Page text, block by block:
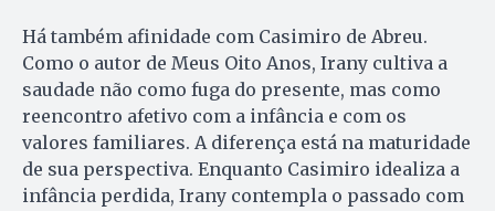
Há também afinidade com Casimiro de Abreu.
Como o autor de Meus Oito Anos, Irany cultiva a
saudade não como fuga do presente, mas como
reencontro afetivo com a infância e com os
valores familiares. A diferença está na maturidade
de sua perspectiva. Enquanto Casimiro idealiza a
infância perdida, Irany contempla o passado com